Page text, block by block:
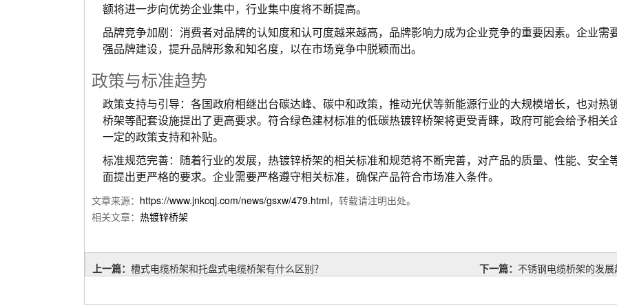
额将进一步向优势企业集中，行业集中度将不断提高。
品牌竞争加剧：消费者对品牌的认知度和认可度越来越高，品牌影响力成为企业竞争的重要因素。企业需
强品牌建设，提升品牌形象和知名度，以在市场竞争中脱颖而出。
政策与标准趋势
政策支持与引导：各国政府相继出台碳达峰、碳中和政策，推动光伏等新能源行业的大规模增长，也对热
桥架等配套设施提出了更高要求。符合绿色建材标准的低碳热镀锌桥架将更受青睐，政府可能会给予相关
一定的政策支持和补贴。
标准规范完善：随着行业的发展，热镀锌桥架的相关标准和规范将不断完善，对产品的质量、性能、安全
面提出更严格的要求。企业需要严格遵守相关标准，确保产品符合市场准入条件。
文章来源： https://www.jnkcqj.com/news/gsxw/479.html，转载请注明出处。
相关文章： 热镀锌桥架
上一篇： 槽式电缆桥架和托盘式电缆桥架有什么区别？ 下一篇： 不锈钢电缆桥架的发展